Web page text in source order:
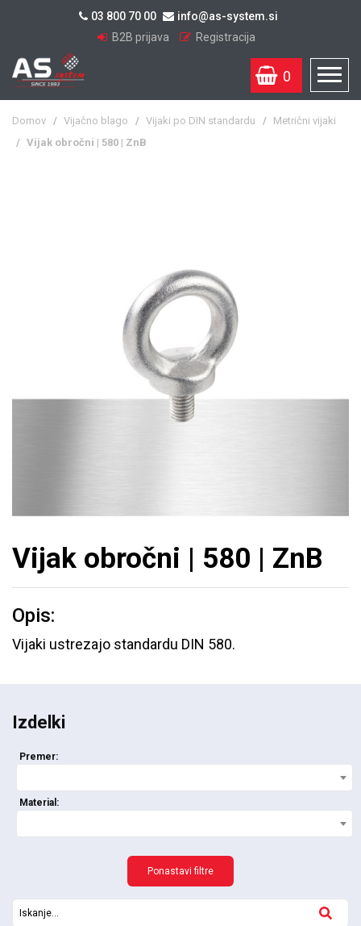
03 800 70 00
info@as-system.si
B2B prijava
Registracija
0
Domov / Vijačno blago / Vijaki po DIN standardu / Metrični vijaki
/ Vijak obročni | 580 | ZnB
Vijak obročni | 580 | ZnB
Opis:
Vijaki ustrezajo standardu DIN 580.
Izdelki
Premer:
Material:
Ponastavi filtre